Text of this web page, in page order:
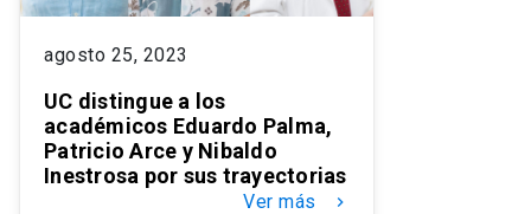
agosto 25, 2023
UC distingue a los
académicos Eduardo Palma,
Patricio Arce y Nibaldo
Inestrosa por sus trayectorias
Ver más keyboard_arrow_right